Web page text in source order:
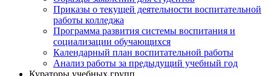
Приказы о текущей деятельности воспитательной
работы колледжа
Программа развития системы воспитания и
социализации обучающихся
Календарный план воспитательной работы
Анализ работы за предыдущий учебный год
Кураторы учебных групп